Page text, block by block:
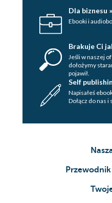
44. - UCIECZKA
45. - CZAS Z TATĄ
46. - POWRÓT
47. - KRZYSIEK I
48. - KONCERT
49. - ZEMSTA
Dla biznesu »
Ebooki i
Brakuje Ci
Jeśli w naszej
dołożymy
pojawił.
Self
Napisałeś
Dołącz do nas